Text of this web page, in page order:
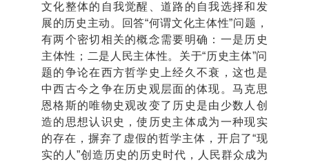
文化整体的自我觉醒、道路的自我选择和发
展的历史主动。回答“何谓文化主体性”问题，
有两个密切相关的概念需要明确：一是历史
主体性；二是人民主体性。关于“历史主体”问
题的争论在西方哲学史上经久不衰，这也是
中西古今之争在历史观层面的体现。马克思
恩格斯的唯物史观改变了历史是由少数人创
造的思想认识史，使历史主体成为一种现实
的存在，摒弃了虚假的哲学主体，开启了“现
实的人”创造历史的历史时代，人民群众成为